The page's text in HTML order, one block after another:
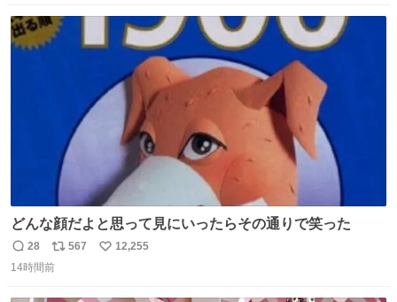
ト
数
どんな顔だよと思って見にいったらその通りで笑った
返
信
28
リ
ポ
567
い
12,255
14時間前